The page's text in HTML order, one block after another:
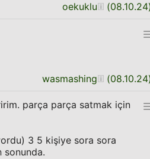
oekuklu (08.10.24
wasmashing (08.10.24
parça parça satmak için
3 5 kişiye sora sora
sonunda.